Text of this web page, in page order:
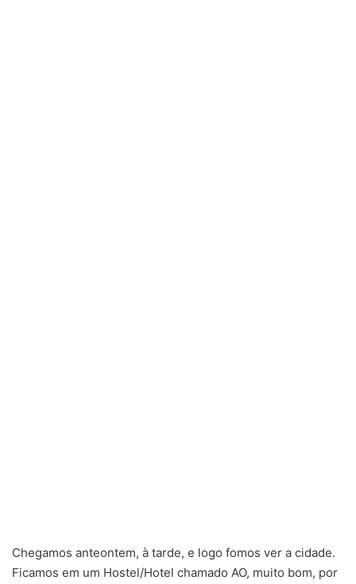
Chegamos anteontem, à tarde, e logo fomos ver a cidade.
Ficamos em um Hostel/Hotel chamado AO, muito bom, por